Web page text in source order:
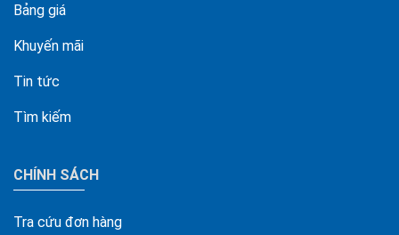
Bảng giá
Khuyến mãi
Tin tức
Tìm kiếm
CHÍNH SÁCH
Tra cứu đơn hàng